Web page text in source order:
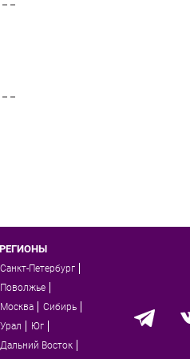
РЕГИОНЫ
Санкт-Петербург
Поволжье
Москва
Сибирь
Урал
Юг
Дальний Восток